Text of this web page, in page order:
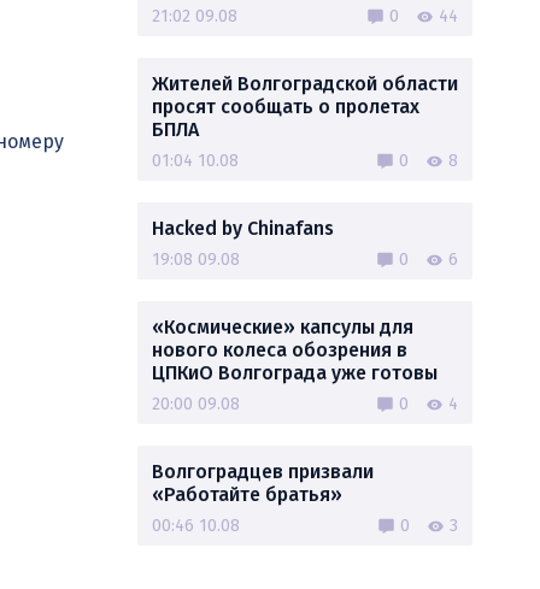
21:02 09.08 0 44
Жителей Волгоградской области
просят сообщать о пролетах
БПЛА
01:04 10.08 0 8
Hacked by Chinafans
19:08 09.08 0 6
«Космические» капсулы для
нового колеса обозрения в
ЦПКиО Волгограда уже готовы
20:00 09.08 0 4
Волгоградцев призвали
«Работайте братья»
00:46 10.08 0 3